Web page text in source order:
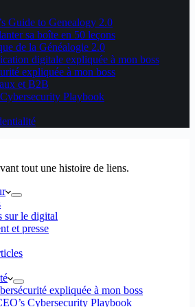
Guide to Genealogy 2.0
sa boîte en 50 leçons
de la Généalogie 2.0
digitale expliquée à mon boss
expliquée à mon boss
et B2B
Playbook
tout une histoire de liens.
sur le digital
et presse
expliquée à mon boss
Cybersecurity Playbook